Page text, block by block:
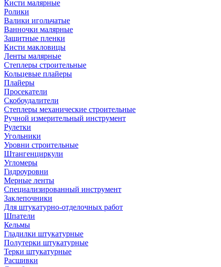
Кисти малярные
Ролики
Валики игольчатые
Ванночки малярные
Защитные пленки
Кисти макловицы
Ленты малярные
Степлеры строительные
Кольцевые плайеры
Плайеры
Просекатели
Скобоудалители
Степлеры механические строительные
Ручной измерительный инструмент
Рулетки
Угольники
Уровни строительные
Штангенциркули
Угломеры
Гидроуровни
Мерные ленты
Специализированный инструмент
Заклепочники
Для штукатурно-отделочных работ
Шпатели
Кельмы
Гладилки штукатурные
Полутерки штукатурные
Терки штукатурные
Расшивки